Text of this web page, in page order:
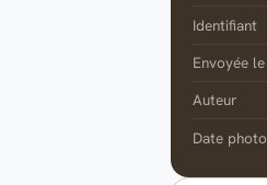
Identifiant
Envoyée le
Auteur
Date photo